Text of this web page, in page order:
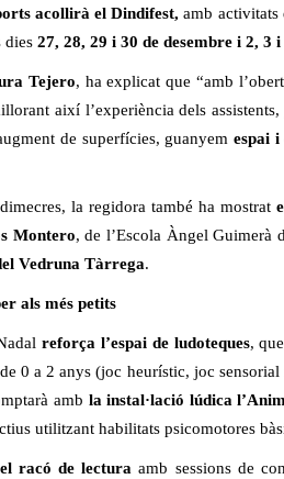
acollirà el Dindifest, amb activitats
dies 27, 28, 29 i 30 de desembre i 2, 3
Tejero, ha explicat que “amb
així l’experiència dels
de superfícies, guanyem espai
la regidora també ha mostrat
Montero, de l’Escola Àngel Guimerà
Vedruna Tàrrega.
als més petits
reforça l’espai de ludoteques,
0 a 2 anys (joc heurístic, joc
amb la instal·lació lúdica
utilitzant habilitats psicomotores
racó de lectura amb sessions de